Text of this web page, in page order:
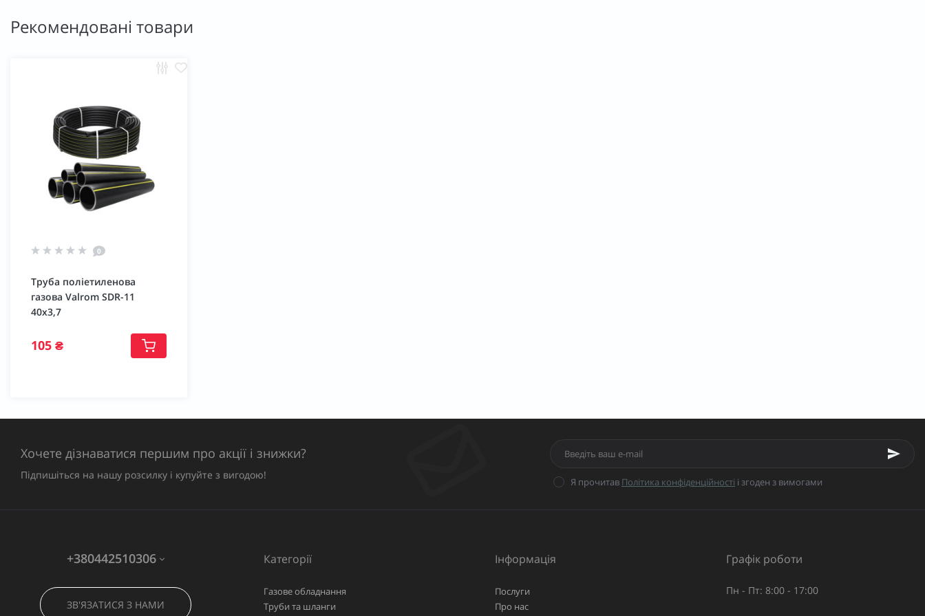
Рекомендовані товари
0
Труба поліетиленова
газова Valrom SDR-11
40х3,7
105 ₴
Хочете дізнаватися першим про акції і знижки?
Підпишіться на нашу розсилку і купуйте з вигодою!
Я прочитав Політика конфіденційності і згоден з вимогами
+380442510306
ЗВ'ЯЗАТИСЯ З НАМИ
Категорії
Газове обладнання
Труби та шланги
Інформація
Послуги
Про нас
Графік роботи
Пн - Пт: 8:00 - 17:00